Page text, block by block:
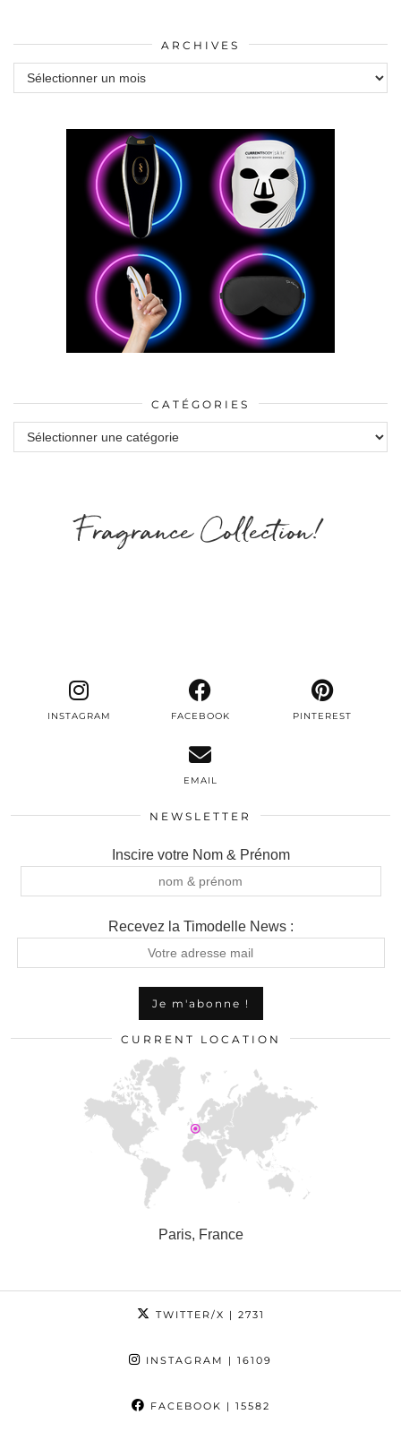
ARCHIVES
Archives
CATÉGORIES
Catégories
Fragrance Collection!
INSTAGRAM FACEBOOK PINTEREST
EMAIL
NEWSLETTER
Inscire votre Nom & Prénom
Recevez la Timodelle News :
CURRENT LOCATION
Paris, France
TWITTER/X | 2731
INSTAGRAM | 16109
FACEBOOK | 15582